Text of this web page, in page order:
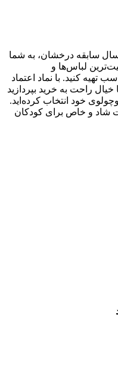
اینترنتی نی نی مو کیدز با ۵ سال سابقه درخشان، به شما
لباس‌ها و
تهیه کنید. با نماد اعتماد
خیال راحت به خرید بپردازید
خود انتخاب کرده‌اید.
شاد و خاص برای کودکان